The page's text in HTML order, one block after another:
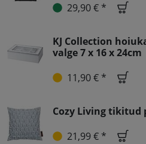
29,90 € *
KJ Collection
valge 7 x 16 x 24cm
11,90 € *
Cozy Living tikitud
21,99 € *